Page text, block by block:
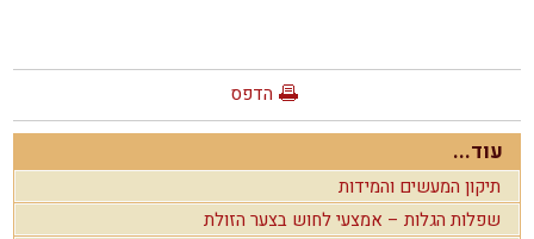
הדפס
עוד...
תיקון המעשים והמידות
שפלות הגלות – אמצעי לחוש בצער הזולת